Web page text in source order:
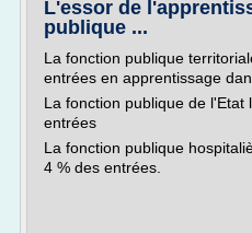
L'essor de
publique ...
La fonction publique
entrées en apprentissage
La fonction publique de l'Etat
entrées
La fonction publique
4 % des entrées.